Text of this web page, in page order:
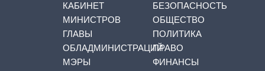
КАБИНЕТ
МИНИСТРОВ
ГЛАВЫ
ОБЛАДМИНИСТРАЦИЙ
МЭРЫ
БЕЗОПАСНОСТЬ
ОБЩЕСТВО
ПОЛИТИКА
ПРАВО
ФИНАНСЫ